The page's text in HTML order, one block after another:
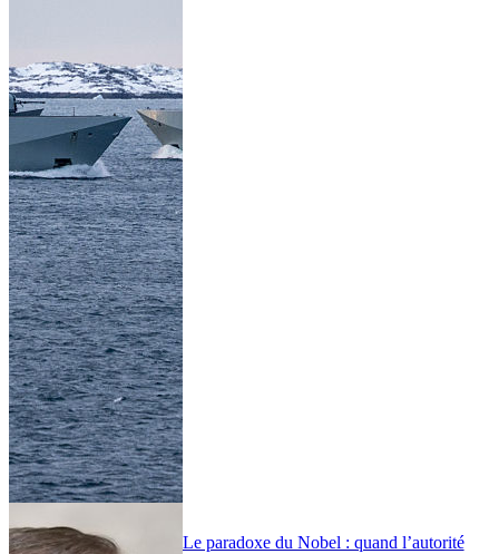
Le paradoxe du Nobel : quand l’autorité